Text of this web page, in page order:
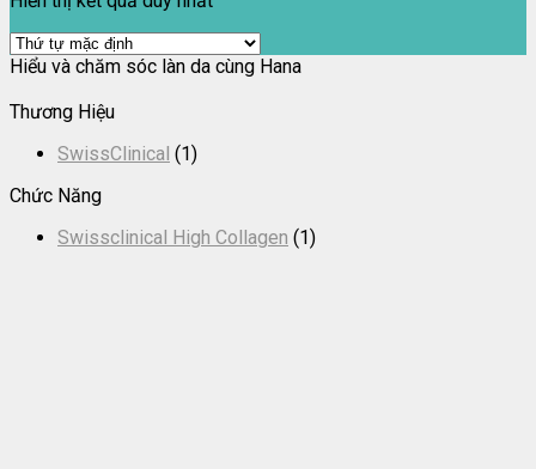
Hiểu và chăm sóc làn da cùng Hana
Thương Hiệu
SwissClinical (1)
Chức Năng
Swissclinical High Collagen (1)